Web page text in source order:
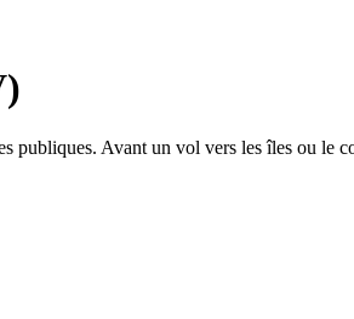
Avant un vol vers les îles ou le